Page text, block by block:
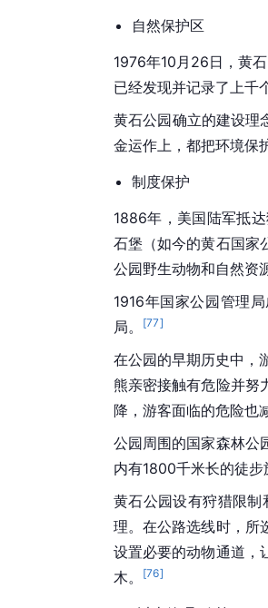
自然保护区
1976年10月26日，黄
已经发现并记录了上千
黄石公园确立的建设理
金运作上，都把环境保
制度保护
1886年， 美国陆军抵
石堡（如今的黄石国家
公园野生动物和自然资
1916年国家公园管理
局。
[77]
在公园的早期历史中，
熊亲密接触有危险并努
降，游客面临的危险也
公园周围的国家森林公
内有1800千米长的徒
黄石公园设有狩猎限
理。在公路选线时，所
设置必要的动物通道，
木。
[76]